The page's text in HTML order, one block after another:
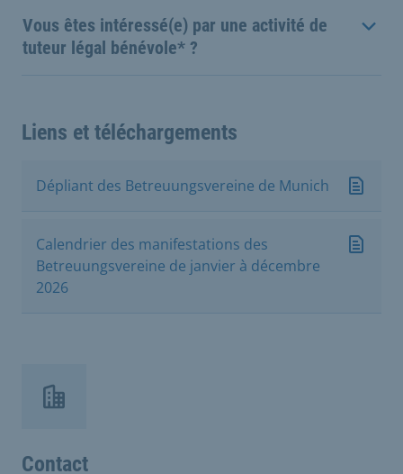
Vous êtes intéressé(e) par une activité de
tuteur légal bénévole* ?
Liens et téléchargements
Dépliant des Betreuungsvereine de Munich
Calendrier des manifestations des
Betreuungsvereine de janvier à décembre
2026
Contact